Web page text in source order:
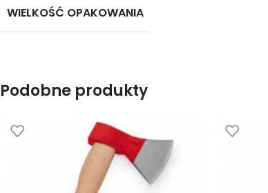
WIELKOŚĆ OPAKOWANIA
Podobne produkty